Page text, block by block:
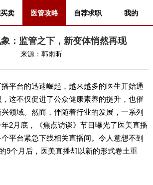
卖 医管攻略 自荐求职 我的
：监管之下，新变体悄然再现
来源： 韩雨昕
台的迅速崛起，越来越多的医生开始通
这不仅促进了公众健康素养的提升，也催
领域。然而，伴随着行业的发展，一系列
2月底，《焦点访谈》节目曝光了医美直播
平台紧急下线相关直播间。令人意想不到
9个月后，医美直播却以新的形式卷土重